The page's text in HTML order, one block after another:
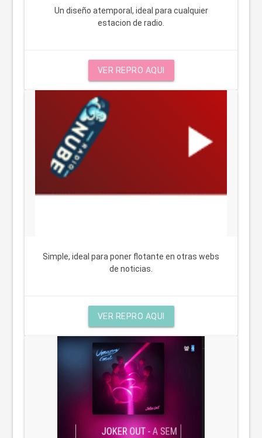
Un diseño atemporal, ideal para cualquier
estacion de radio.
VER REPRO AQUI
Simple, ideal para poner flotante en otras webs
de noticias.
VER REPRO AQUI